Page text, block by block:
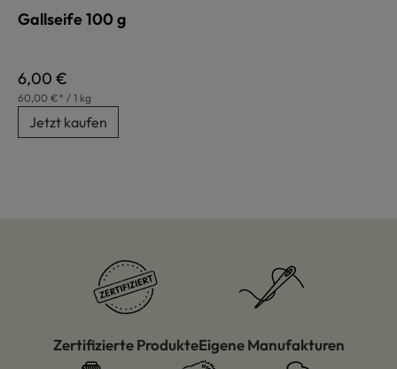
Gallseife 100 g
Regulärer Preis:
6,00 €
60,00 €* / 1 kg
Jetzt kaufen
Zertifizierte ProdukteEigene Manufakturen